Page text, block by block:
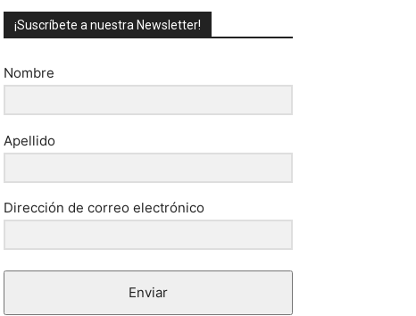
¡Suscríbete a nuestra Newsletter!
Nombre
Apellido
Dirección de correo electrónico
Enviar